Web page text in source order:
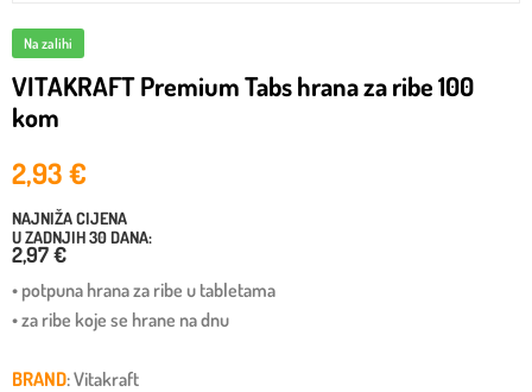
Na zalihi
VITAKRAFT Premium Tabs hrana za ribe 100
kom
2,93€
NAJNIŽA CIJENA
U ZADNJIH 30 DANA:
2,97 €
• potpuna hrana za ribe u tabletama
• za ribe koje se hrane na dnu
BRAND: Vitakraft